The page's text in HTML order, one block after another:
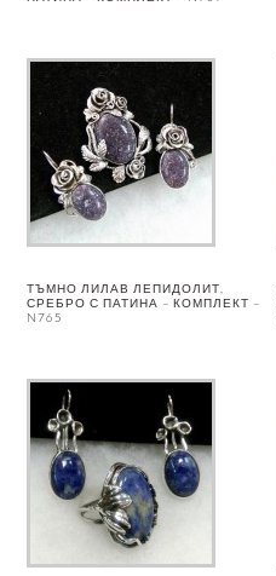
ТЪМНО ЛИЛАВ ЛЕПИДОЛИТ,
СРЕБРО С ПАТИНА – КОМПЛЕКТ –
N765